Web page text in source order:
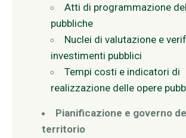
Atti di programmazione
pubbliche
Nuclei di valutazione e
investimenti pubblici
Tempi costi e indicatori di
realizzazione delle opere
Pianificazione e governo
territorio